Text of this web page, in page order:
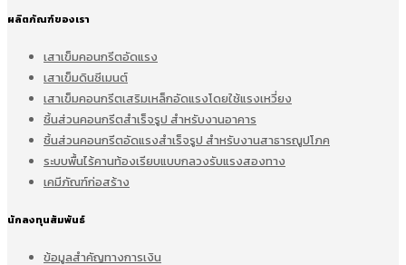
ผลิตภัณฑ์ของเรา
เสาเข็มคอนกรีตอัดแรง
เสาเข็มดินซีเมนต์
เสาเข็มคอนกรีตเสริมเหล็กอัดแรงโดยใช้แรงเหวี่ยง
ชิ้นส่วนคอนกรีตสำเร็จรูป สำหรับงานอาคาร
ชิ้นส่วนคอนกรีตอัดแรงสำเร็จรูป สำหรับงานสาธารณูปโภค
ระบบพื้นไร้คานท้องเรียบแบบกลวงรับแรงสองทาง
เคมีภัณฑ์ก่อสร้าง
นักลงทุนสัมพันธ์
ข้อมูลสำคัญทางการเงิน